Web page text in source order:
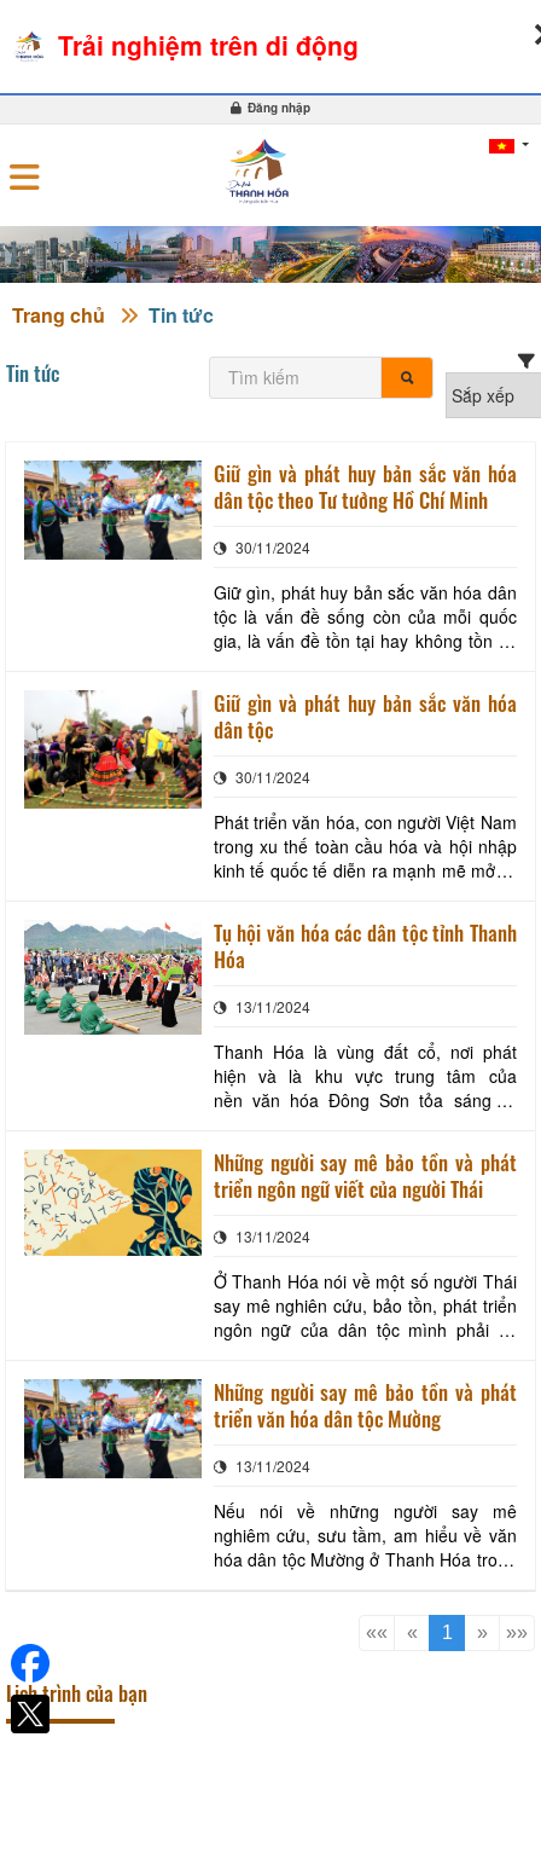
Đăng nhập
Trang chủ Tin tức
Tin tức
Giữ gìn và phát huy bản sắc văn hóa
dân tộc theo Tư tưởng Hồ Chí Minh
30/11/2024
Giữ gìn, phát huy bản sắc văn hóa dân
tộc là vấn đề sống còn của mỗi quốc
gia, là vấn đề tồn tại hay không tồn tại
dân tộc Việt Nam là tài sản vô giá; là
linh hồn của dân tộc được hun đúc qua
hàng ngàn năm dựng nước và giữ
lịch
Giữ gìn và phát huy bản sắc văn hóa
dân tộc
30/11/2024
Phát triển văn hóa, con người Việt Nam
trong xu thế toàn cầu hóa và hội nhập
kinh tế quốc tế diễn ra mạnh mẽ mở ra
nhiên cũng phải đối diện với không ít
khó khăn, thách thức, nhất là trước sự
xuất hiện của không ít luồng tư tưởng
Tụ hội văn hóa các dân tộc tỉnh Thanh
Hóa
13/11/2024
Thanh Hóa là vùng đất cổ, nơi phát
hiện và là khu vực trung tâm của
nền văn hóa Đông Sơn tỏa sáng từ
nơi sinh sống của 7 dân tộc anh em và
mỗi cộng đồng còn bảo tồn những sắc
thái văn hóa riêng cùng bản sắc, các
thành nền văn
Những người say mê bảo tồn và phát
triển ngôn ngữ viết của người Thái
13/11/2024
Ở Thanh Hóa nói về một số người Thái
say mê nghiên cứu, bảo tồn, phát triển
ngôn ngữ của dân tộc mình phải kể
Nghĩa và Phạm Bá Thược. Ông Cao
Bằng Nghĩa (đứng bên phải mặc áo
trắng), ông Hà Nam Ninh (đứng giữa)
thức bản địa.
Những người say mê bảo tồn và phát
triển văn hóa dân tộc Mường
13/11/2024
Nếu nói về những người say mê
nghiêm cứu, sưu tầm, am hiểu về văn
hóa dân tộc Mường ở Thanh Hóa trong
huyện Cẩm Thủy (hiện đang sinh sống
tại TP Thanh Hóa) và nhà thơ Phạm
«« « 1 » »»
Lịch trình của bạn
Trải nghiệm trên di động